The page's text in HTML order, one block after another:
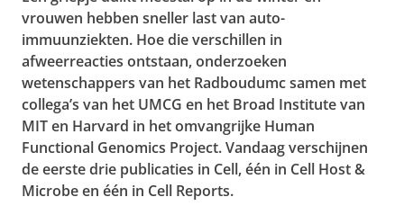
vrouwen hebben sneller last van auto-
immuunziekten. Hoe die verschillen in
afweerreacties ontstaan, onderzoeken
wetenschappers van het Radboudumc samen met
collega’s van het UMCG en het Broad Institute van
MIT en Harvard in het omvangrijke Human
Functional Genomics Project. Vandaag verschijnen
de eerste drie publicaties in Cell, één in Cell Host &
Microbe en één in Cell Reports.